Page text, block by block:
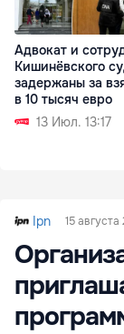
Адвокат и
Кишинёвского
задержаны за
в 10 тысяч евро
13 Июл. 13:17
Ipn 15 августа